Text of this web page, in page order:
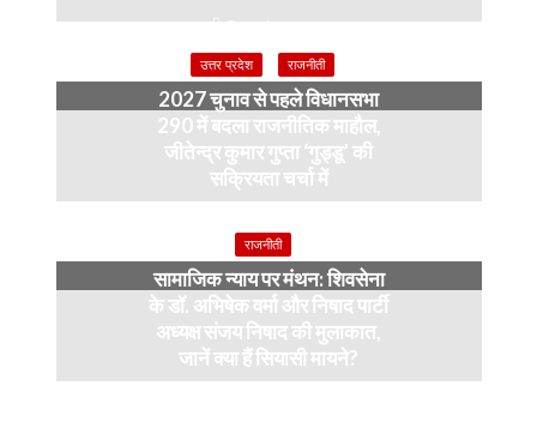
3 weeks ago
उत्तर प्रदेश राजनीती
2027 चुनाव से पहले विधानसभा
290 में बदला राजनीतिक माहौल,
जीतेन्द्र कुमार गुप्ता ‘गुड्डू’ की
सक्रियता चर्चा में
राजनीती
सामाजिक न्याय पर मंथन: शिवसेना
के डॉ. अभिषेक वर्मा और निषाद पार्टी
अध्यक्ष संजय निषाद की मुलाकात,
जानें क्या हैं सियासी मायने?